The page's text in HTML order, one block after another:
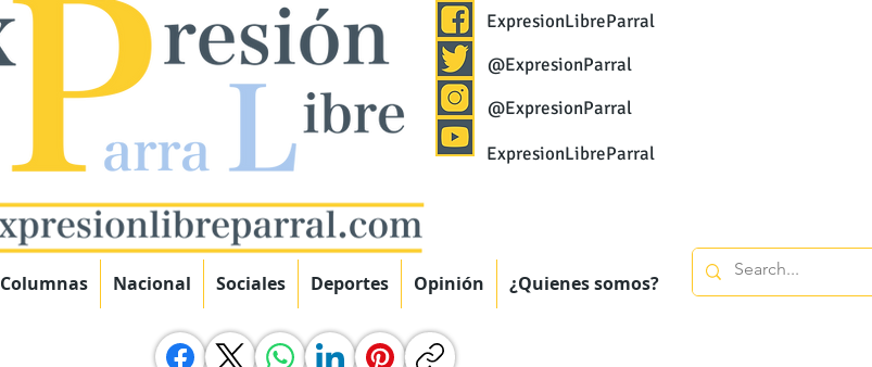
ExpresionLibreParral
@ExpresionParral
@ExpresionParral
ExpresionLibreParral
Columnas Nacional Sociales Deportes Opinión ¿Quienes somos?